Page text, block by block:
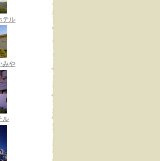
テル
みや
ル